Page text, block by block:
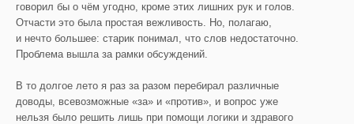
говорил бы о чём угодно, кроме этих лишних рук и голов.
Отчасти это была простая вежливость. Но, полагаю,
и нечто большее: старик понимал, что слов недостаточно.
Проблема вышла за рамки обсуждений.
В то долгое лето я раз за разом перебирал различные
доводы, всевозможные «за» и «против», и вопрос уже
нельзя было решить лишь при помощи логики и здравого